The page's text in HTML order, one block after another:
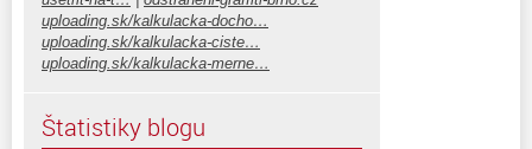
uploading.sk/kalkulacka-docho…
uploading.sk/kalkulacka-ciste…
uploading.sk/kalkulacka-merne…
Štatistiky blogu